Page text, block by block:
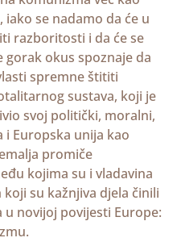
se nadamo da će u
razboritosti i da će se
okus spoznaje da
spremne štititi
sustava, koji je
svoj politički, moralni,
i Europska unija kao
promiče
kojima su i vladavina
su kažnjiva djela činili
novijoj povijesti Europe: